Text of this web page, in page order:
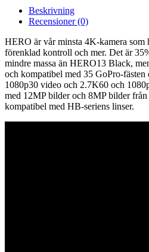
Beskrivning
Recensioner (0)
HERO är vår minsta 4K-kamera som
förenklad kontroll och mer. Det är
mindre massa än HERO13 Black,
och kompatibel med 35 GoPro-
1080p30 video och 2.7K60 och
med 12MP bilder och 8MP bilder
kompatibel med HB-seriens linser.